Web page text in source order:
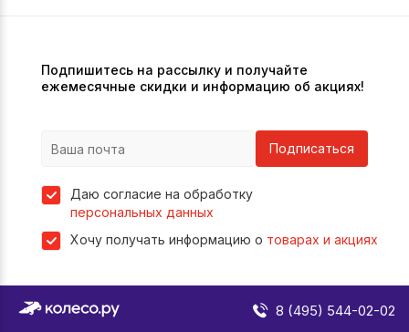
Подпишитесь на рассылку и получайте
ежемесячные скидки и информацию об акциях!
Подписаться
Даю согласие на обработку
персональных данных
Хочу получать информацию о товарах и акциях
8 (495) 544-02-02